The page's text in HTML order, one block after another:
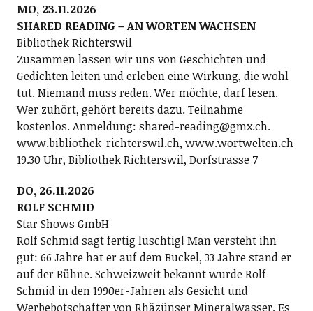
MO, 23.11.2026
SHARED READING – AN WORTEN WACHSEN
Bibliothek Richterswil
Zusammen lassen wir uns von Geschichten und
Gedichten leiten und erleben eine Wirkung, die wohl
tut. Niemand muss reden. Wer möchte, darf lesen.
Wer zuhört, gehört bereits dazu. Teilnahme
kostenlos. Anmeldung: shared-reading@gmx.ch.
www.bibliothek-richterswil.ch, www.wortwelten.ch
19.30 Uhr, Bibliothek Richterswil, Dorfstrasse 7
DO, 26.11.2026
ROLF SCHMID
Star Shows GmbH
Rolf Schmid sagt fertig luschtig! Man versteht ihn
gut: 66 Jahre hat er auf dem Buckel, 33 Jahre stand er
auf der Bühne. Schweizweit bekannt wurde Rolf
Schmid in den 1990er-Jahren als Gesicht und
Werbebotschafter von Rhäzünser Mineralwasser. Es